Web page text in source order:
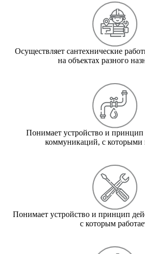
Осуществляет сантехнические
на объектах разного
Понимает устройство и принцип
коммуникаций, с которыми
Понимает устройство и принцип
с которым